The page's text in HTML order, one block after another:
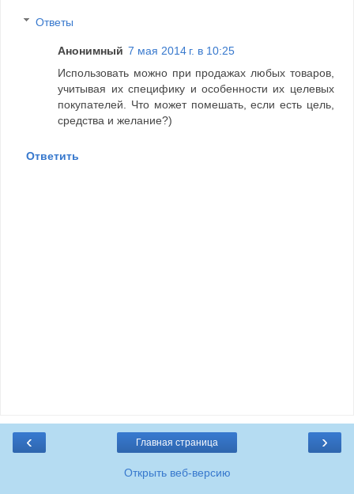
Ответы
Анонимный 7 мая 2014 г. в 10:25
Использовать можно при продажах любых товаров,
учитывая их специфику и особенности их целевых
покупателей. Что может помешать, если есть цель,
средства и желание?)
Ответить
‹ ›
Главная страница
Открыть веб-версию